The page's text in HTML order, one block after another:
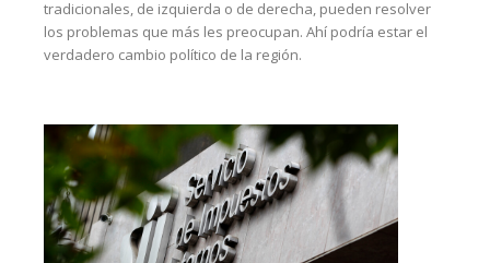
tradicionales, de izquierda o de derecha, pueden resolver
los problemas que más les preocupan. Ahí podría estar el
verdadero cambio político de la región.